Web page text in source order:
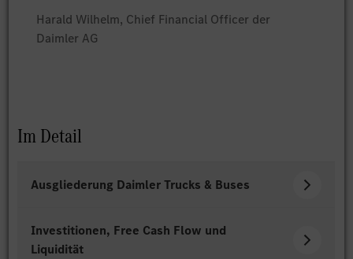
Harald Wilhelm, Chief Financial Officer der
Daimler AG
Im Detail
Ausgliederung Daimler Trucks & Buses
Investitionen, Free Cash Flow und
Liquidität